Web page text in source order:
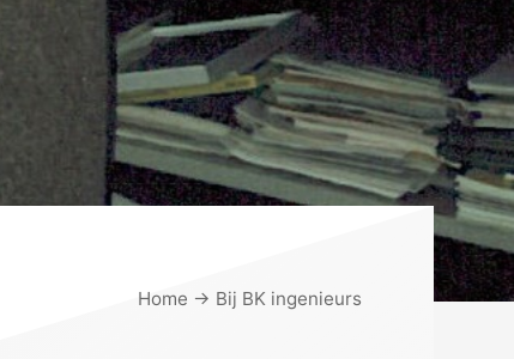
Home → Bij BK ingenieurs